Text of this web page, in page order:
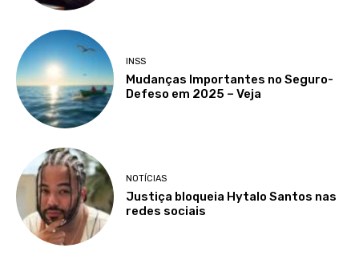
INSS
Mudanças Importantes no Seguro-
Defeso em 2025 – Veja
NOTÍCIAS
Justiça bloqueia Hytalo Santos nas
redes sociais